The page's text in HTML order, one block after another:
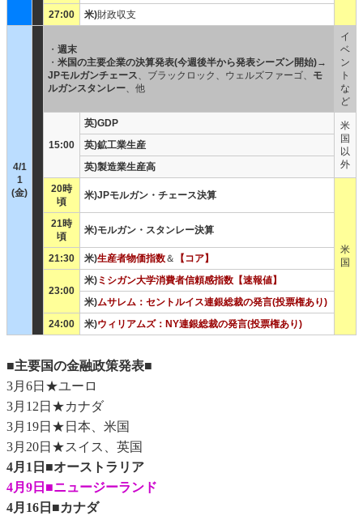
27:00
米)財政収支
4/1
1
(金)
・ 週末
・ 米国の主要企業の決算発表(今週後半から発表シーズン開始)→
JPモルガンチェース、ブラックロック、ウェルズファーゴ、 モ
ルガンスタンレー、他
イ
ベ
ン
ト
な
ど
15:00
英)GDP
米
国
以
外
英)鉱工業生産
英)製造業生産高
20時
頃
米)JPモルガン・チェース決算
米
国
21時
頃
米)モルガン・スタンレー決算
21:30 米)生産者物価指数＆ 【コア】
23:00
米) ミシガン大学消費者信頼感指数【速報値】
米)ムサレム：セントルイス連銀総裁の発言(投票権あり)
24:00
米)ウィリアムズ：NY連銀総裁の発言(投票権あり)
■主要国の金融政策発表■
3月6日★ユーロ
3月12日★カナダ
3月19日★日本、米国
3月20日★スイス、英国
4月1日■オーストラリア
4月9日■ニュージーランド
4月16日■カナダ